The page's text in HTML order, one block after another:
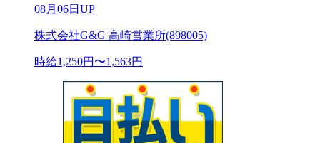
08月06日UP
株式会社G&G 高崎営業所(898005)
時給1,250円〜1,563円